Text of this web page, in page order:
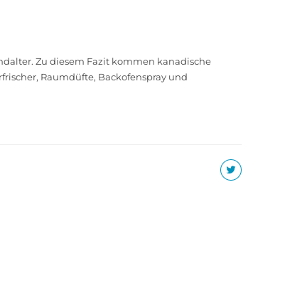
Zu diesem Fazit kommen kanadische
Raumdüfte, Backofenspray und